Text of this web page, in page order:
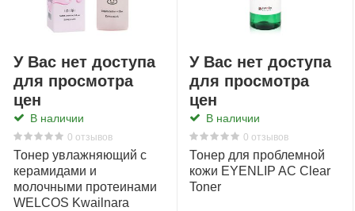
У Вас нет доступа
для просмотра
цен
В наличии
0 отзывов
Тонер увлажняющий с
керамидами и
молочными протеинами
WELCOS Kwailnara
У Вас нет доступа
для просмотра
цен
В наличии
0 отзывов
Тонер для проблемной
кожи EYENLIP AC Clear
Toner